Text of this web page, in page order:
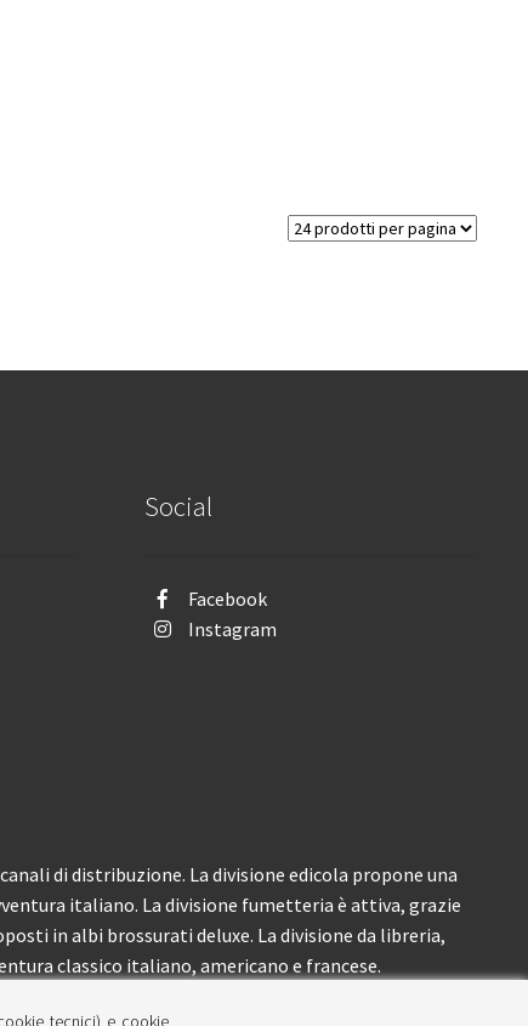
Social
Facebook
Instagram
di distribuzione. La divisione edicola propone una
italiano. La divisione fumetteria è attiva, grazie
in albi brossurati deluxe. La divisione da libreria,
classico italiano, americano e francese.
tecnici) e cookie